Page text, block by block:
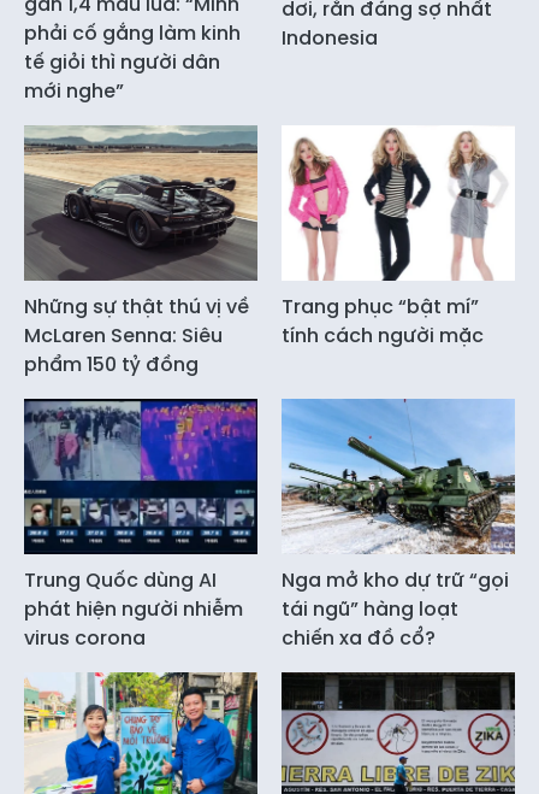
phải cố gắng làm kinh
tế giỏi thì người dân
mới nghe”
dơi, rắn đáng sợ nhất
Indonesia
Những sự thật thú vị về
McLaren Senna: Siêu
phẩm 150 tỷ đồng
Trang phục “bật mí”
tính cách người mặc
Trung Quốc dùng AI
phát hiện người nhiễm
virus corona
Nga mở kho dự trữ “gọi
tái ngũ” hàng loạt
chiến xa đồ cổ?